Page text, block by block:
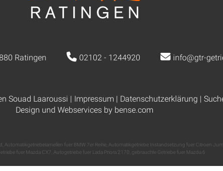
Ratingen 02102 - 1244920 info@gtr-
Souad Laaroussi | Impressum | Datenschutzerklärung |
Design und Webservices by bense.com
Automatikgetriebelamellen fuer BMW 7er Reihe, Automatikgetriebe Instandsetzung fuer Citroen
fuer Mazda CX7 Autogetriebe fuer Lada Priora 2170 gebrauchte Getriebe fuer Mazda 6